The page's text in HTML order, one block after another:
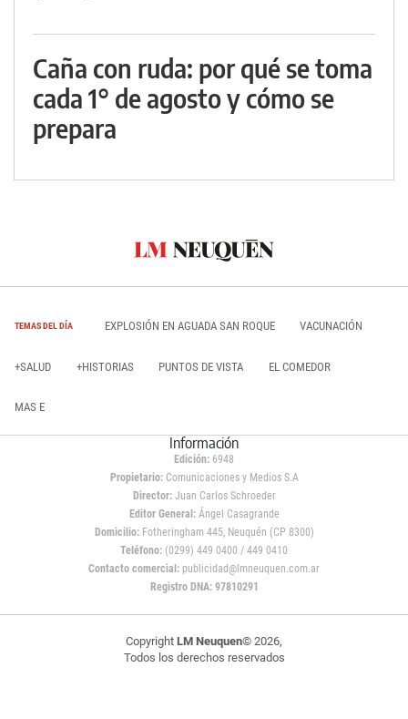
Caña con ruda: por qué se toma
cada 1° de agosto y cómo se
prepara
TEMAS DEL DÍA EXPLOSIÓN EN AGUADA SAN ROQUE VACUNACIÓN
+SALUD +HISTORIAS PUNTOS DE VISTA EL COMEDOR
MAS E
Información
Edición: 6948
Propietario:Comunicaciones y Medios S.A
Director: Juan Carlos Schroeder
Editor General:Ángel Casagrande
Domicilio:Fotheringham 445, Neuquén (CP 8300)
Teléfono: (0299) 449 0400 / 449 0410
Contacto comercial: publicidad@lmneuquen.com.ar
Registro DNA: 97810291
Copyright LM Neuquen© 2026,
Todos los derechos reservados